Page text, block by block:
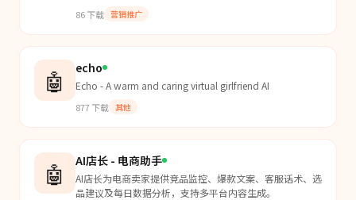
Vapi AI voi...
86下载 营销推广
🤖 echo
Echo - A warm and caring virtual girlfriend AI
877下载 其他
🤖 AI店长 - 电商助手
AI店长为电商卖家提供竞品监控、爆款文案、客服话术、选
品建议及每日数据分析，支持多平台内容生成。